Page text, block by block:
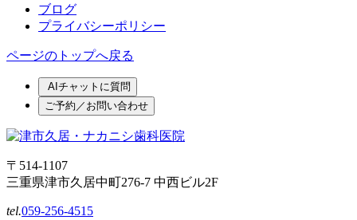
ブログ
プライバシーポリシー
ページのトップへ戻る
AIチャットに質問
ご予約／お問い合わせ
〒514-1107
三重県津市久居中町276-7 中西ビル2F
tel.059-256-4515